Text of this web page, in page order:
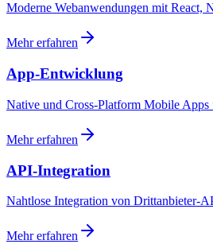
Moderne Webanwendungen mit React,
Mehr erfahren
App-Entwicklung
Native und Cross-Platform Mobile
Mehr erfahren
API-Integration
Nahtlose Integration von Drittanbieter-
Mehr erfahren